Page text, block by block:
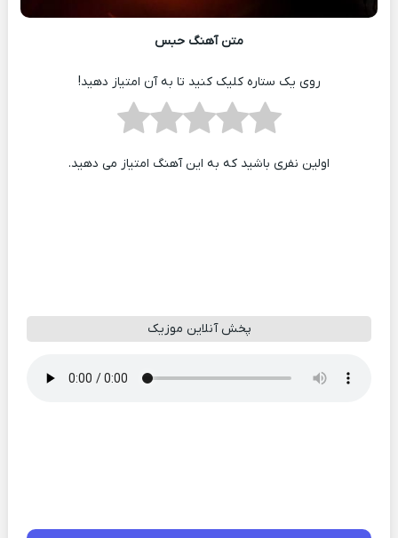
متن آهنگ حبس
روی یک ستاره کلیک کنید تا به آن امتیاز دهید!
اولین نفری باشید که به این آهنگ امتیاز می دهید.
پخش آنلاین موزیک